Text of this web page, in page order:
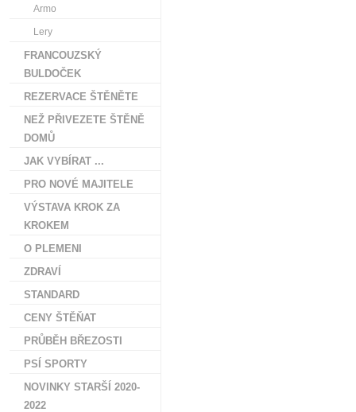
Armo
Lery
FRANCOUZSKÝ
BULDOČEK
REZERVACE ŠTĚNĚTE
NEŽ PŘIVEZETE ŠTĚNĚ
DOMŮ
JAK VYBÍRAT ...
PRO NOVÉ MAJITELE
VÝSTAVA KROK ZA
KROKEM
O PLEMENI
ZDRAVÍ
STANDARD
CENY ŠTĚŇAT
PRŮBĚH BŘEZOSTI
PSÍ SPORTY
NOVINKY STARŠÍ 2020-
2022